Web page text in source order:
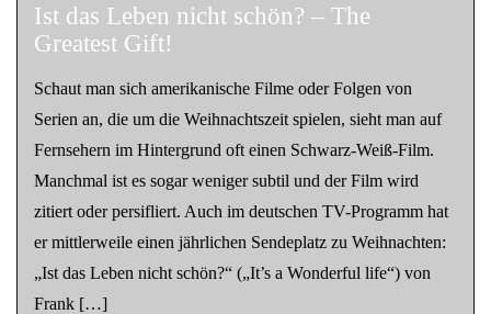
Ist das Leben nicht schön? – The
Greatest Gift!
Schaut man sich amerikanische Filme oder Folgen von
Serien an, die um die Weihnachtszeit spielen, sieht man auf
Fernsehern im Hintergrund oft einen Schwarz-Weiß-Film.
Manchmal ist es sogar weniger subtil und der Film wird
zitiert oder persifliert. Auch im deutschen TV-Programm hat
er mittlerweile einen jährlichen Sendeplatz zu Weihnachten:
„Ist das Leben nicht schön?“ („It’s a Wonderful life“) von
Frank […]